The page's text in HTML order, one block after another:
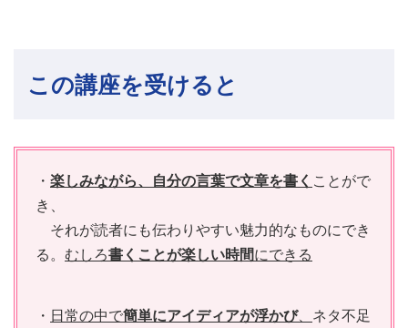
この講座を受けると
・ 楽しみながら、自分の言葉で文章を書く ことがで
き、
それが読者にも伝わりやすい魅力的なものにでき
る。 むしろ書くことが楽しい時間にできる
・ 日常の中で簡単にアイディアが浮かび、 ネタ不足